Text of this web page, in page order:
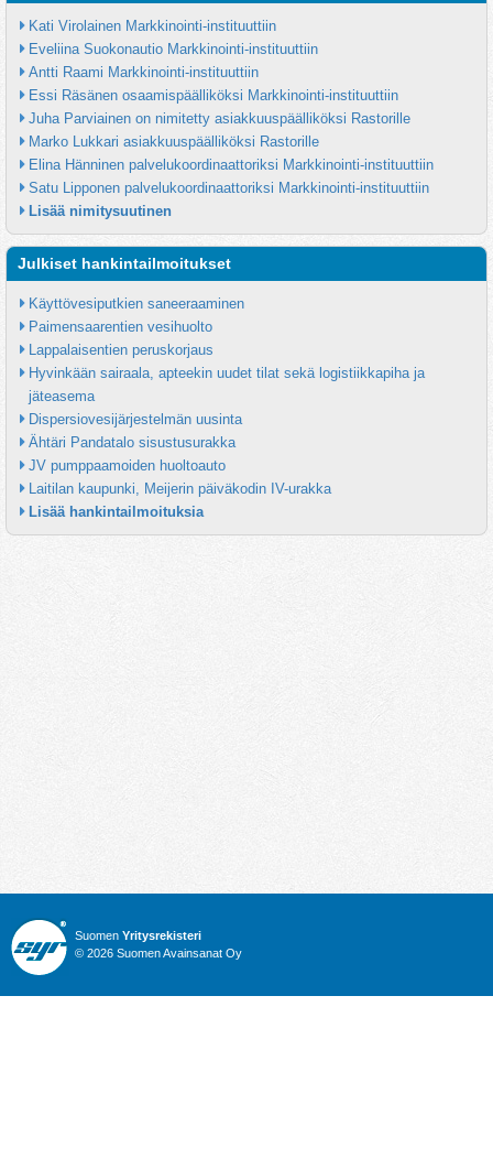
Kati Virolainen Markkinointi-instituuttiin
Eveliina Suokonautio Markkinointi-instituuttiin
Antti Raami Markkinointi-instituuttiin
Essi Räsänen osaamispäälliköksi Markkinointi-instituuttiin
Juha Parviainen on nimitetty asiakkuuspäälliköksi Rastorille
Marko Lukkari asiakkuuspäälliköksi Rastorille
Elina Hänninen palvelukoordinaattoriksi Markkinointi-instituuttiin
Satu Lipponen palvelukoordinaattoriksi Markkinointi-instituuttiin
Lisää nimitysuutinen
Julkiset hankintailmoitukset
Käyttövesiputkien saneeraaminen
Paimensaarentien vesihuolto
Lappalaisentien peruskorjaus
Hyvinkään sairaala, apteekin uudet tilat sekä logistiikkapiha ja
jäteasema
Dispersiovesijärjestelmän uusinta
Ähtäri Pandatalo sisustusurakka
JV pumppaamoiden huoltoauto
Laitilan kaupunki, Meijerin päiväkodin IV-urakka
Lisää hankintailmoituksia
Suomen Yritysrekisteri
© 2026 Suomen Avainsanat Oy